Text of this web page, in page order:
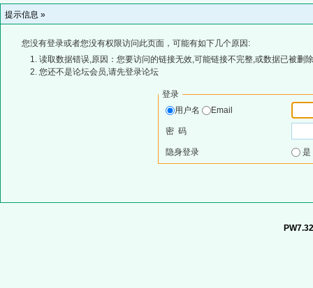
提示信息 »
您没有登录或者您没有权限访问此页面，可能有如下几个原因:
读取数据错误,原因：您要访问的链接无效,可能链接不完整,或数据已被删
您还不是论坛会员,请先登录论坛
登录
用户名
Email
密 码
隐身登录